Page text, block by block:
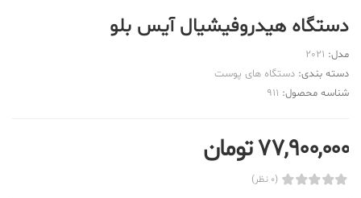
دستگاه هیدروفیشیال آیس بلو
مدل: 2021
دسته بندی: دستگاه های پوست
شناسه محصول: 911
77,900,000 تومان
(0 نظر)